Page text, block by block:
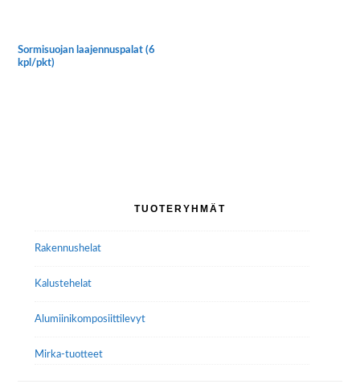
Sormisuojan laajennuspalat (6
kpl/pkt)
TUOTERYHMÄT
Rakennushelat
Kalustehelat
Alumiini­komposiitti­levyt
Mirka-tuotteet